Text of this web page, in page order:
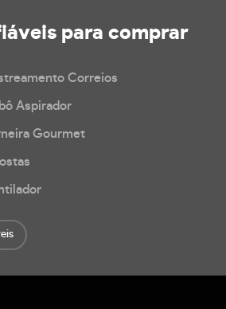
para comprar
Correios
Aspirador
Gourmet